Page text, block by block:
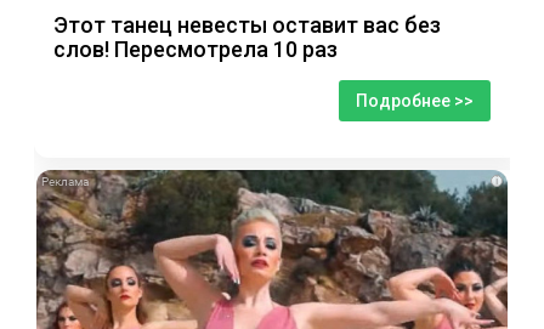
Этот танец невесты оставит вас без
слов! Пересмотрела 10 раз
Подробнее >>
i